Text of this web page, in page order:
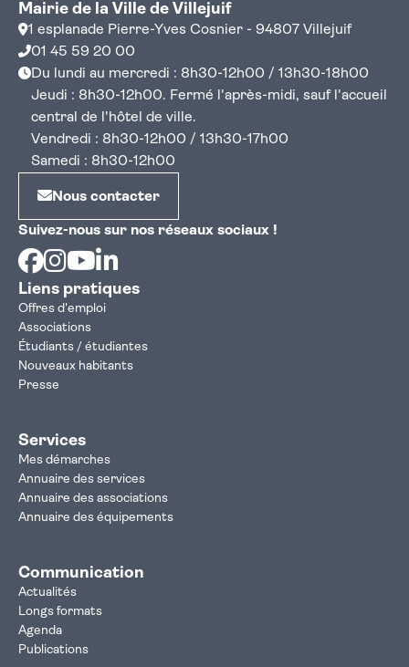
Mairie de la Ville de Villejuif
1 esplanade Pierre-Yves Cosnier - 94807 Villejuif
01 45 59 20 00
Du lundi au mercredi : 8h30-12h00 / 13h30-18h00
Jeudi : 8h30-12h00. Fermé l'après-midi, sauf l'accueil
central de l'hôtel de ville.
Vendredi : 8h30-12h00 / 13h30-17h00
Samedi : 8h30-12h00
Nous contacter
Suivez-nous sur nos réseaux sociaux !
Facebook
Instagram
Youtube
Liens pratiques
Offres d'emploi
Associations
Étudiants / étudiantes
Nouveaux habitants
Presse
Services
Mes démarches
Annuaire des services
Annuaire des associations
Annuaire des équipements
Communication
Actualités
Longs formats
Agenda
Publications